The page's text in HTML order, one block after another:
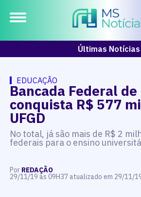
Últimas Notícias
EDUCAÇÃO
Bancada Federal de
conquista R$ 577
UFGD
No total, já são mais de R$ 2
federais para o ensino
Por REDAÇÃO
29/11/19 às 09H37 atualizado em 29/11/